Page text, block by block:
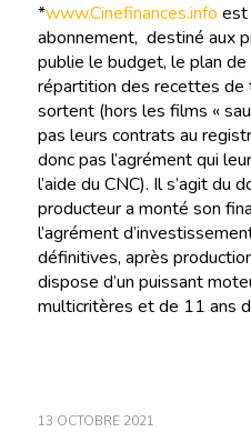
*www.Cinefinances.info est
abonnement, destiné aux
publie le budget, le plan
répartition des recettes de
sortent (hors les films «
pas leurs contrats au
donc pas l’agrément qui
l’aide du CNC). Il s’agit du
producteur a monté son
l’agrément
définitives, après
dispose d’un puissant
multicritères et de 11 ans
13 OCTOBRE 2021